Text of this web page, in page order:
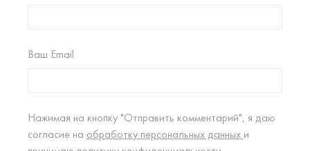
Ваш Email
Нажимая на кнопку "Отправить комментарий", я даю
согласие на обработку персональных данных и